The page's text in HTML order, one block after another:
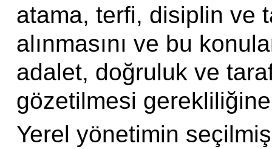
atama, terfi, disiplin ve
alınmasını ve bu
adalet, doğruluk ve
gözetilmesi
Yerel yönetimin